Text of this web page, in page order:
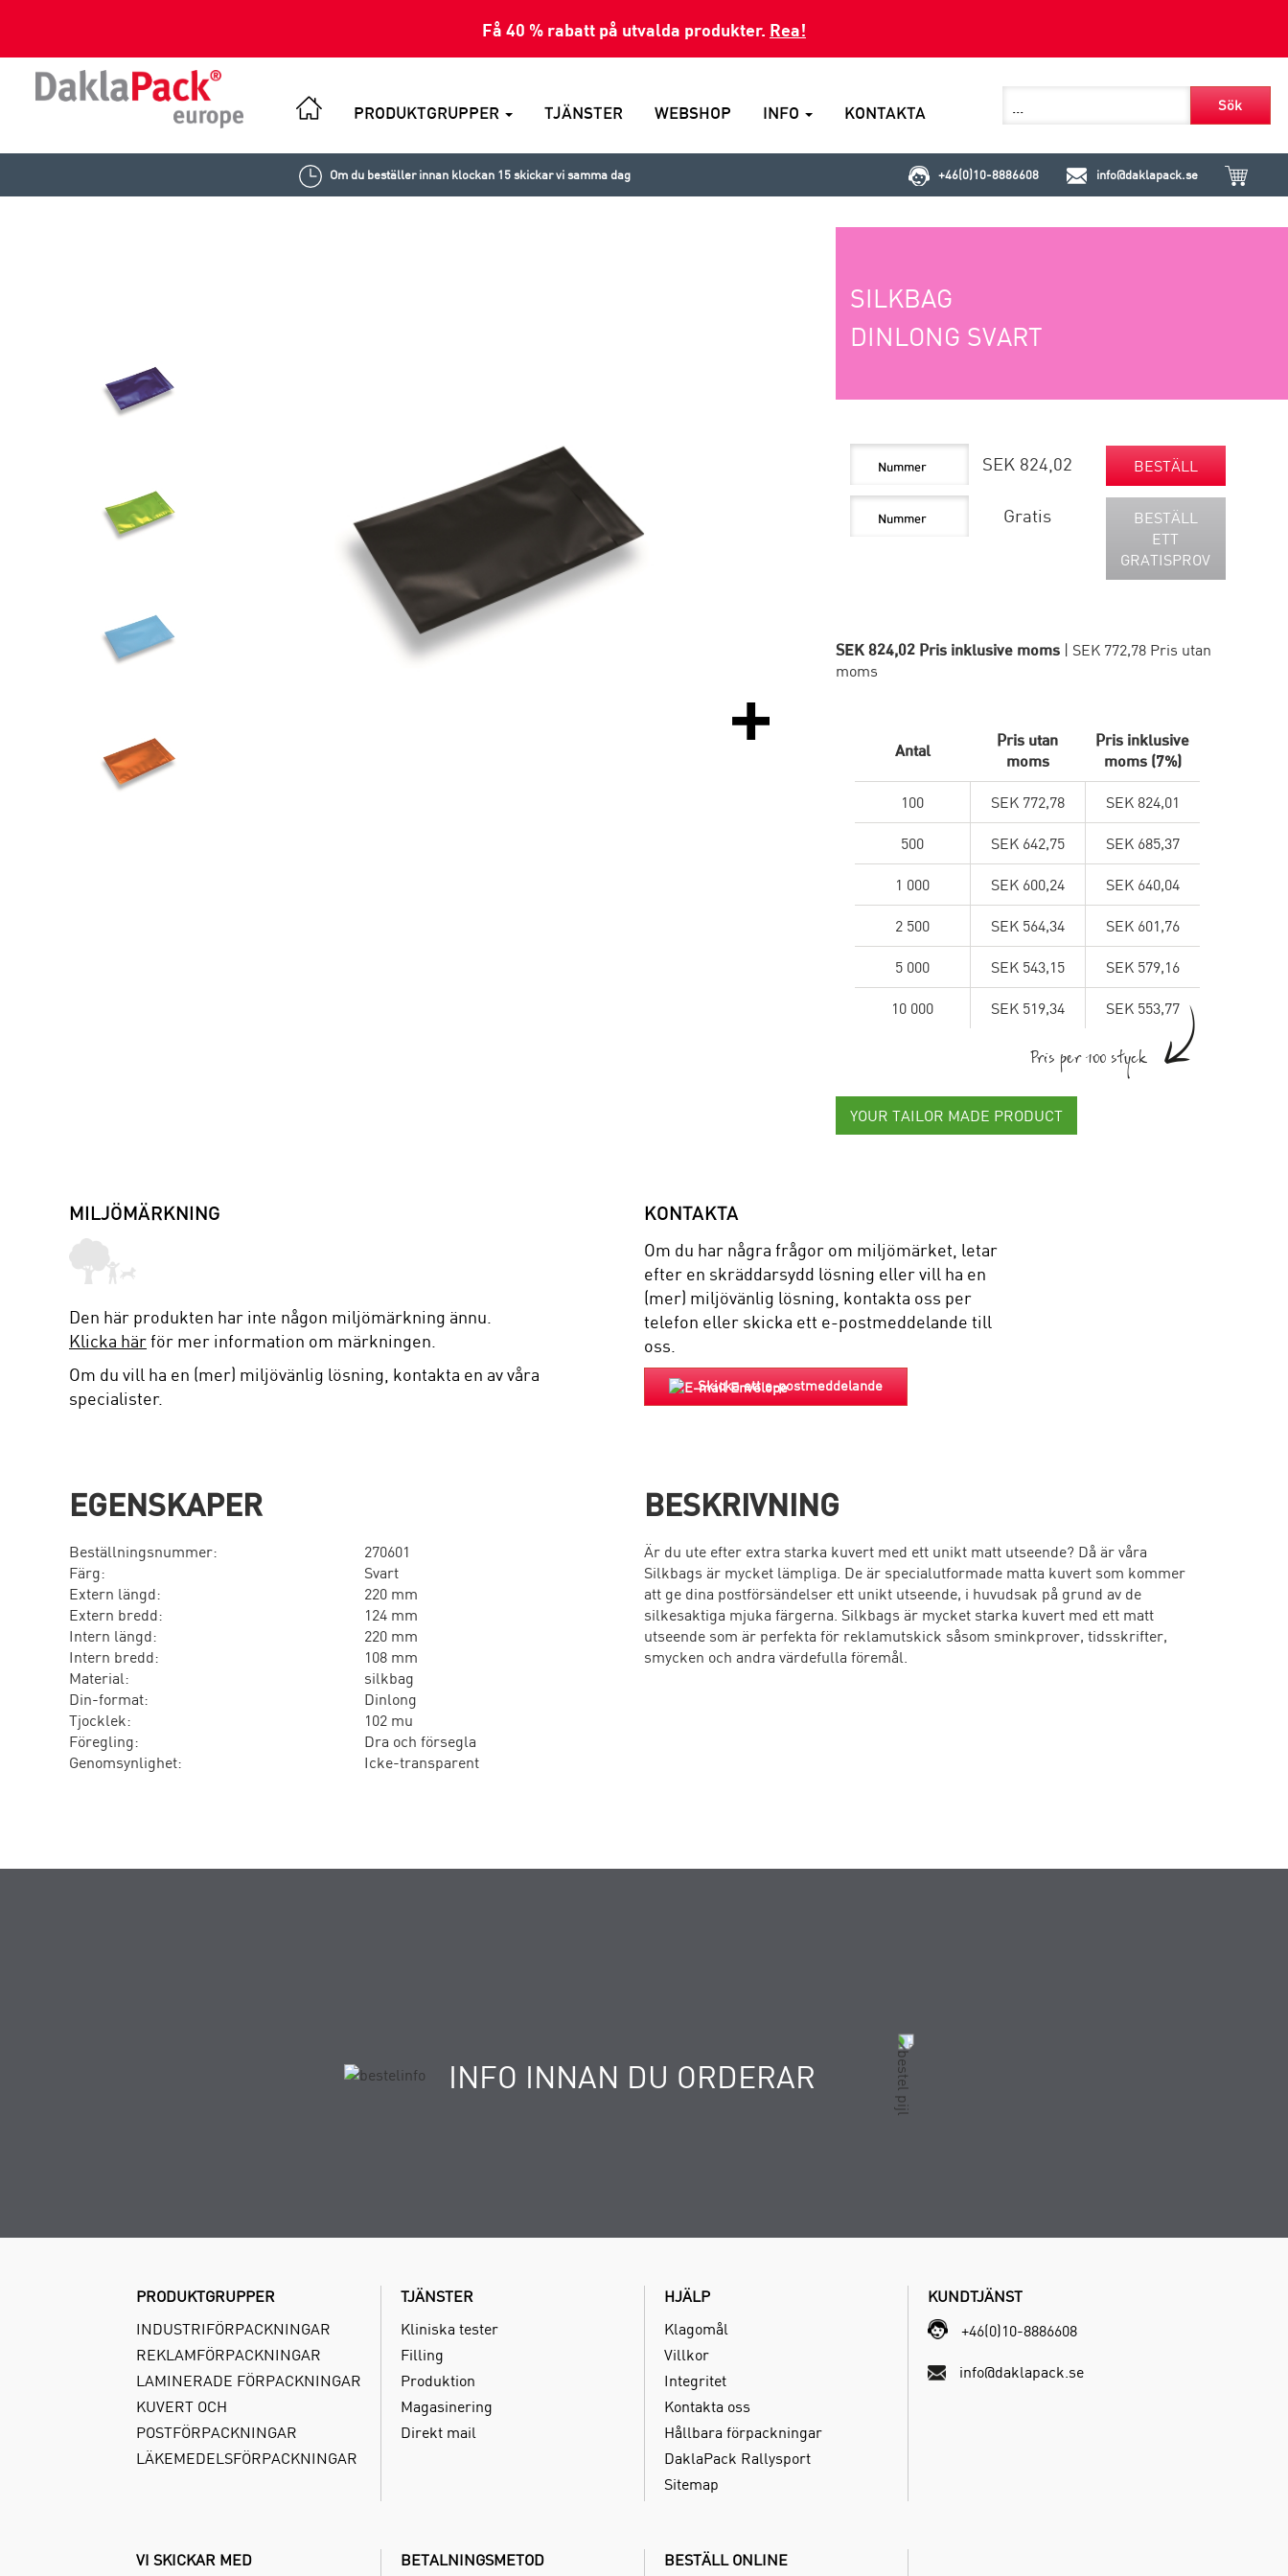
Få 40 % rabatt på utvalda produkter. Rea!
PRODUKTGRUPPER TJÄNSTER WEBSHOP INFO KONTAKTA Sök
Om du beställer innan klockan 15 skickar vi samma dag +46(0)10-8886608 info@daklapack.se
SILKBAG
DINLONG SVART
SEK 824,02 BESTÄLL
Gratis
BESTÄLL
ETT
GRATISPROV
SEK 824,02 Pris inklusive moms | SEK 772,78 Pris utan
moms
Antal
Pris utan
moms
Pris inklusive
moms (7%)
100 SEK 772,78 SEK 824,01
500 SEK 642,75 SEK 685,37
1 000 SEK 600,24 SEK 640,04
2 500 SEK 564,34 SEK 601,76
5 000 SEK 543,15 SEK 579,16
10 000 SEK 519,34 SEK 553,77
Pris per 100 styck
YOUR TAILOR MADE PRODUCT
MILJÖMÄRKNING
Den här produkten har inte någon miljömärkning ännu.
Klicka härför mer information om märkningen.
Om du vill ha en (mer) miljövänlig lösning, kontakta en av våra
specialister.
KONTAKTA
Om du har några frågor om miljömärket, letar
efter en skräddarsydd lösning eller vill ha en
(mer) miljövänlig lösning, kontakta oss per
telefon eller skicka ett e-postmeddelande till
oss.
Skicka ett e-postmeddelande
EGENSKAPER
Beställningsnummer:
270601
Färg:
Svart
Extern längd:
220 mm
Extern bredd:
124 mm
Intern längd:
220 mm
Intern bredd:
108 mm
Material:
silkbag
Din-format:
Dinlong
Tjocklek:
102 mu
Föregling:
Dra och försegla
Genomsynlighet:
Icke-transparent
BESKRIVNING
Är du ute efter extra starka kuvert med ett unikt matt utseende? Då är våra
Silkbags är mycket lämpliga. De är specialutformade matta kuvert som kommer
att ge dina postförsändelser ett unikt utseende, i huvudsak på grund av de
silkesaktiga mjuka färgerna. Silkbags är mycket starka kuvert med ett matt
utseende som är perfekta för reklamutskick såsom sminkprover, tidsskrifter,
smycken och andra värdefulla föremål.
INFO INNAN DU ORDERAR
PRODUKTGRUPPER
INDUSTRIFÖRPACKNINGAR
REKLAMFÖRPACKNINGAR
LAMINERADE FÖRPACKNINGAR
KUVERT OCH
POSTFÖRPACKNINGAR
LÄKEMEDELSFÖRPACKNINGAR
TJÄNSTER
Kliniska tester
Filling
Produktion
Magasinering
Direkt mail
HJÄLP
Klagomål
Villkor
Integritet
Kontakta oss
Hållbara förpackningar
DaklaPack Rallysport
Sitemap
KUNDTJÄNST
+46(0)10-8886608
info@daklapack.se
VI SKICKAR MED BETALNINGSMETOD BESTÄLL ONLINE